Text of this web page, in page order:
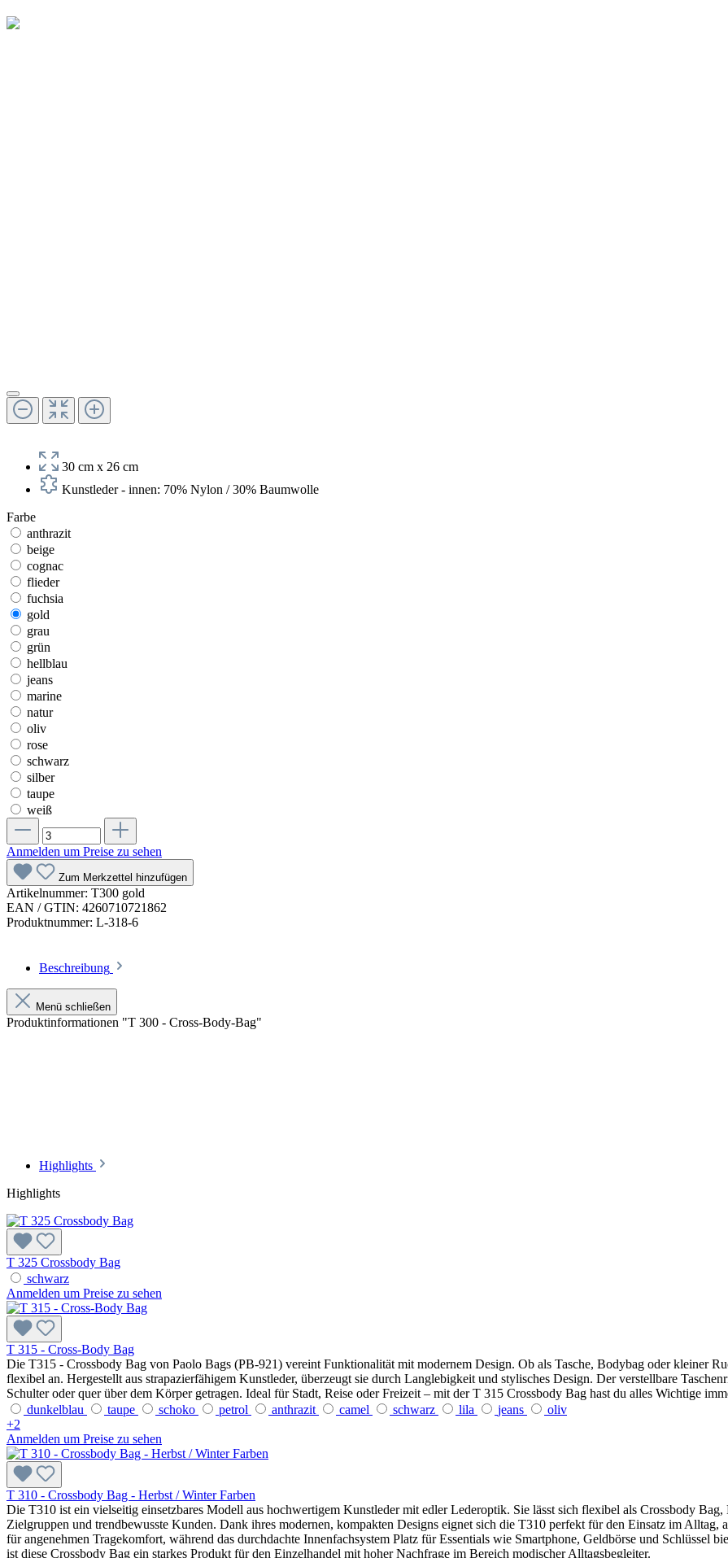
30 cm x 26 cm
Kunstleder - innen: 70% Nylon / 30% Baumwolle
Farbe
anthrazit
beige
cognac
flieder
fuchsia
gold
grau
grün
hellblau
jeans
marine
natur
oliv
rose
schwarz
silber
taupe
weiß
Anmelden um Preise zu sehen
Zum Merkzettel hinzufügen
Artikelnummer: T300 gold
EAN / GTIN: 4260710721862
Produktnummer: L-318-6
Beschreibung
Menü schließen
Produktinformationen "T 300 - Cross-Body-Bag"
Highlights
Highlights
T 325 Crossbody Bag
schwarz
Anmelden um Preise zu sehen
T 315 - Cross-Body Bag
Die T315 - Crossbody Bag von Paolo Bags (PB-921) vereint Funktionalität mit modernem Design. Ob als Tasche, Bodybag oder kleiner
flexibel an. Hergestellt aus strapazierfähigem Kunstleder, überzeugt sie durch Langlebigkeit und stylisches Design. Der verstellbare
Schulter oder quer über dem Körper getragen. Ideal für Stadt, Reise oder Freizeit – mit der T 315 Crossbody Bag hast du alles Wichtige
dunkelblau
taupe schoko petrol anthrazit camel schwarz lila jeans
oliv
+2
Anmelden um Preise zu sehen
T 310 - Crossbody Bag - Herbst / Winter Farben
Die T310 ist ein vielseitig einsetzbares Modell aus hochwertigem Kunstleder mit edler Lederoptik. Sie lässt sich flexibel als Crossbody
Zielgruppen und trendbewusste Kunden. Dank ihres modernen, kompakten Designs eignet sich die T310 perfekt für den Einsatz im Alltag,
für angenehmen Tragekomfort, während das durchdachte Innenfachsystem Platz für Essentials wie Smartphone, Geldbörse und Schlüssel
ist diese Crossbody Bag ein starkes Produkt für den Einzelhandel mit hoher Nachfrage im Bereich modischer Alltagsbegleiter.